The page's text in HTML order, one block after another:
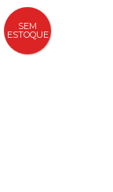
SEM
ESTOQUE